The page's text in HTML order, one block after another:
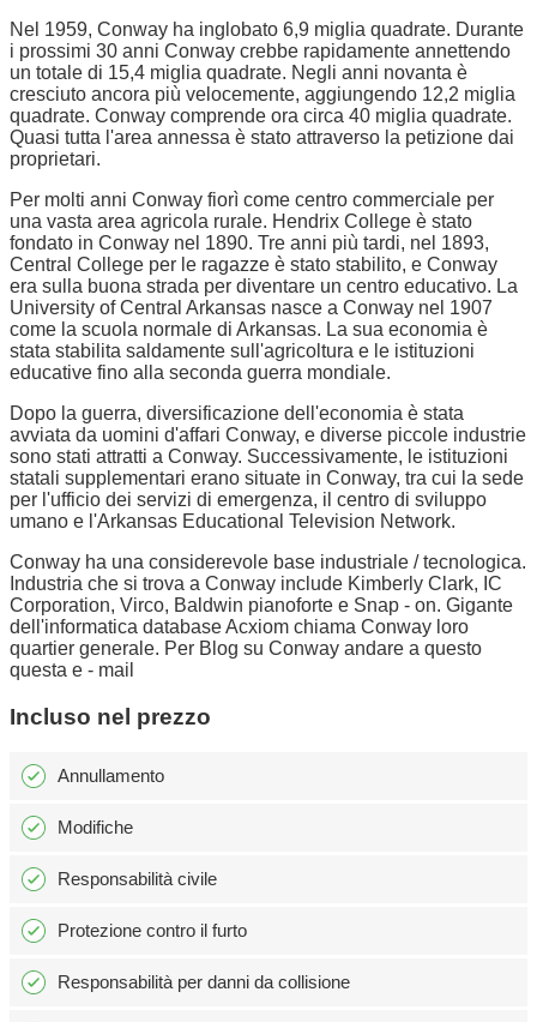
Nel 1959, Conway ha inglobato 6,9 miglia quadrate. Durante
i prossimi 30 anni Conway crebbe rapidamente annettendo
un totale di 15,4 miglia quadrate. Negli anni novanta è
cresciuto ancora più velocemente, aggiungendo 12,2 miglia
quadrate. Conway comprende ora circa 40 miglia quadrate.
Quasi tutta l'area annessa è stato attraverso la petizione dai
proprietari.
Per molti anni Conway fiorì come centro commerciale per
una vasta area agricola rurale. Hendrix College è stato
fondato in Conway nel 1890. Tre anni più tardi, nel 1893,
Central College per le ragazze è stato stabilito, e Conway
era sulla buona strada per diventare un centro educativo. La
University of Central Arkansas nasce a Conway nel 1907
come la scuola normale di Arkansas. La sua economia è
stata stabilita saldamente sull'agricoltura e le istituzioni
educative fino alla seconda guerra mondiale.
Dopo la guerra, diversificazione dell'economia è stata
avviata da uomini d'affari Conway, e diverse piccole industrie
sono stati attratti a Conway. Successivamente, le istituzioni
statali supplementari erano situate in Conway, tra cui la sede
per l'ufficio dei servizi di emergenza, il centro di sviluppo
umano e l'Arkansas Educational Television Network.
Conway ha una considerevole base industriale / tecnologica.
Industria che si trova a Conway include Kimberly Clark, IC
Corporation, Virco, Baldwin pianoforte e Snap - on. Gigante
dell'informatica database Acxiom chiama Conway loro
quartier generale. Per Blog su Conway andare a questo
questa e - mail
Incluso nel prezzo
Annullamento
Modifiche
Responsabilità civile
Protezione contro il furto
Responsabilità per danni da collisione